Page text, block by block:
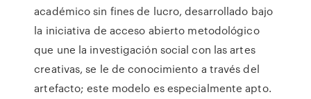
académico sin fines de lucro, desarrollado bajo
la iniciativa de acceso abierto metodológico
que une la investigación social con las artes
creativas, se le de conocimiento a través del
artefacto; este modelo es especialmente apto.